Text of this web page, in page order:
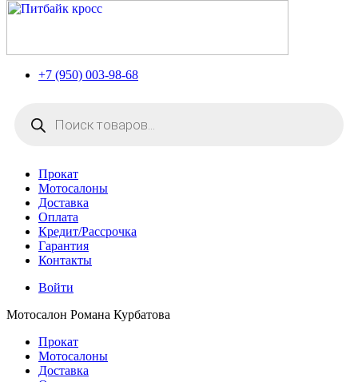
+7 (950) 003-98-68
товаров
Прокат
Мотосалоны
Доставка
Оплата
Кредит/Рассрочка
Гарантия
Контакты
Войти
Мотосалон Романа Курбатова
Прокат
Мотосалоны
Доставка